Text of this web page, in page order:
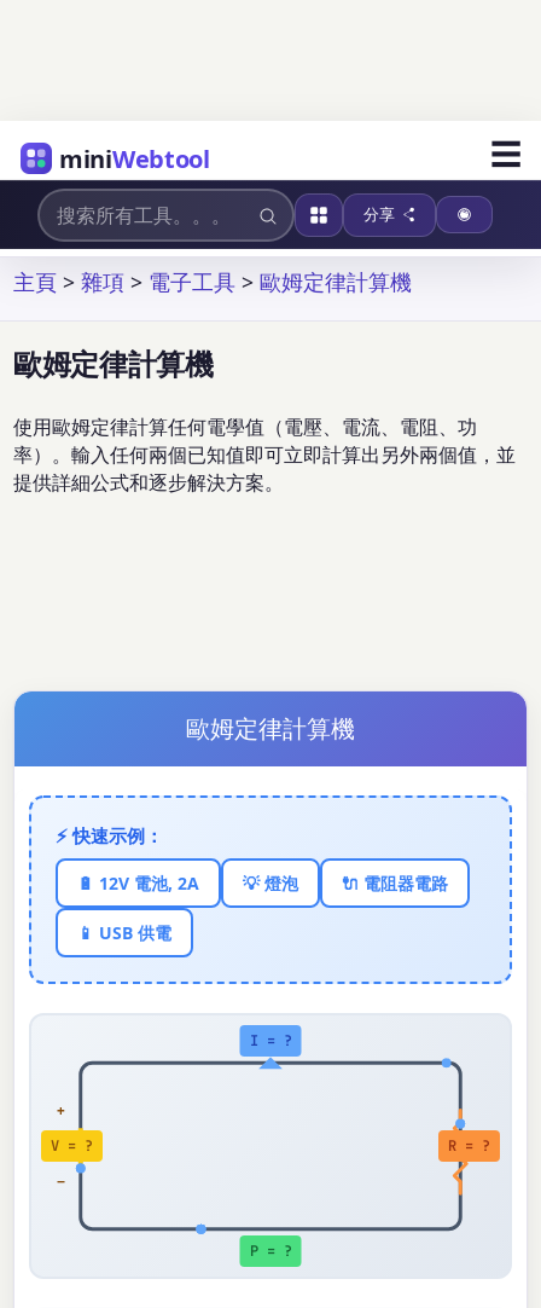
miniWebtool ☰
分享
主頁 >雜項 > 電子工具 >歐姆定律計算機
歐姆定律計算機
使用歐姆定律計算任何電學值（電壓、電流、電阻、功
率）。輸入任何兩個已知值即可立即計算出另外兩個值，並
提供詳細公式和逐步解決方案。
歐姆定律計算機
⚡ 快速示例：
🔋 12V 電池, 2A 💡 燈泡 🔌 電阻器電路
📱 USB 供電
+
−
V = ?
I = ?
R = ?
P = ?